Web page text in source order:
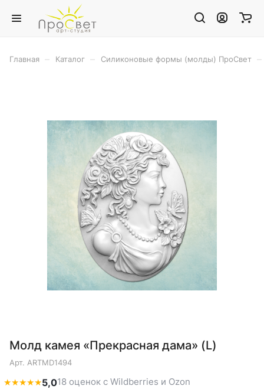
Главная Каталог Силиконовые формы (молды) ПроСвет
Молд камея «Прекрасная дама» (L)
Арт. ARTMD1494
★★★★★5,018 оценок с Wildberries и Ozon